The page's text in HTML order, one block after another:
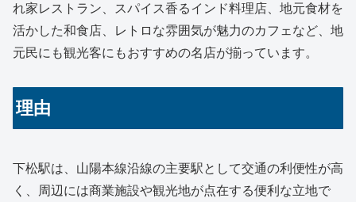
れ家レストラン、スパイス香るインド料理店、地元食材を
活かした和食店、レトロな雰囲気が魅力のカフェなど、地
元民にも観光客にもおすすめの名店が揃っています。
理由
下松駅は、山陽本線沿線の主要駅として交通の利便性が高
く、周辺には商業施設や観光地が点在する便利な立地で